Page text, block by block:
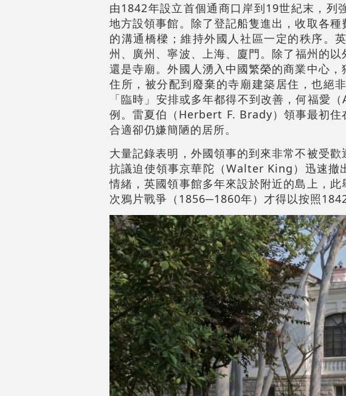
由1842年設立首個通商口岸到19世紀末，列
地方設領事館。除了登記船隻進出，收取各
的溝通橋樑；維持外國人社區一定的秩序。
州、廣州、寧波、上海、廈門。除了福州的
還是寺廟。外國人湧入中國繁榮的商業中心
住所，被分配到廢棄的寺廟建築居住，也絕
「臨時」安排或多年都得不到改善，何福愛
例。雷夏伯（Herbert F. Brady）領事最初住
合適卻仍嫌簡陋的居所。
大量記錄表明，外國領事的到來非常不被受
抗議迫使領事京華陀（Walter King）迅速撤
情緒，英國領事館多年來設於附近的島上，
次鴉片戰爭（1856─1860年）才得以按照